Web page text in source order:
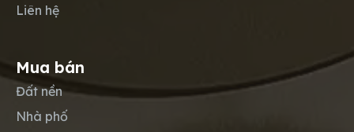
Liên hệ
Mua bán
Đất nền
Nhà phố